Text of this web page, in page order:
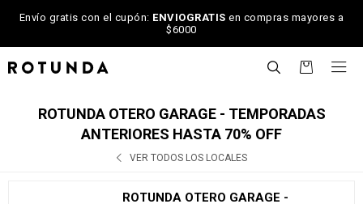
Envío gratis con el cupón: ENVIOGRATIS en compras mayores a
$6000

ROTUNDA OTERO GARAGE - TEMPORADAS
ANTERIORES HASTA 70% OFF
VER TODOS LOS LOCALES
ROTUNDA OTERO GARAGE -